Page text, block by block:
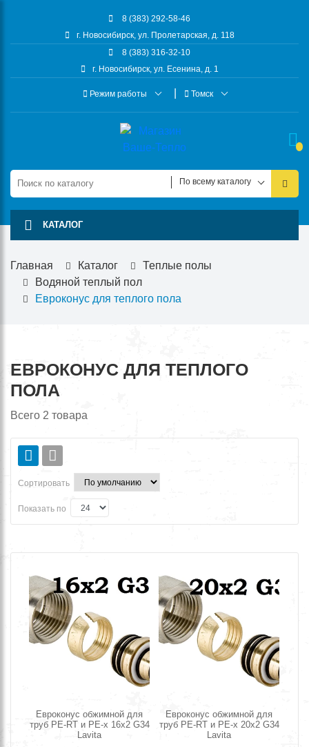
8 (383) 292-58-46
г. Новосибирск, ул. Пролетарская, д. 118
8 (383) 316-32-10
г. Новосибирск, ул. Есенина, д. 1
Режим работы Томск
По всему каталогу
КАТАЛОГ
Главная Каталог
Теплые полы
Водяной теплый пол
Евроконус для теплого пола
ЕВРОКОНУС ДЛЯ ТЕПЛОГО
ПОЛА
Всего 2 товара
Сортировать
Показать по
Евроконус обжимной для
труб PE-RT и PE-x 16x2 G34
Lavita
Евроконус обжимной для
труб PE-RT и PE-x 20x2 G34
Lavita